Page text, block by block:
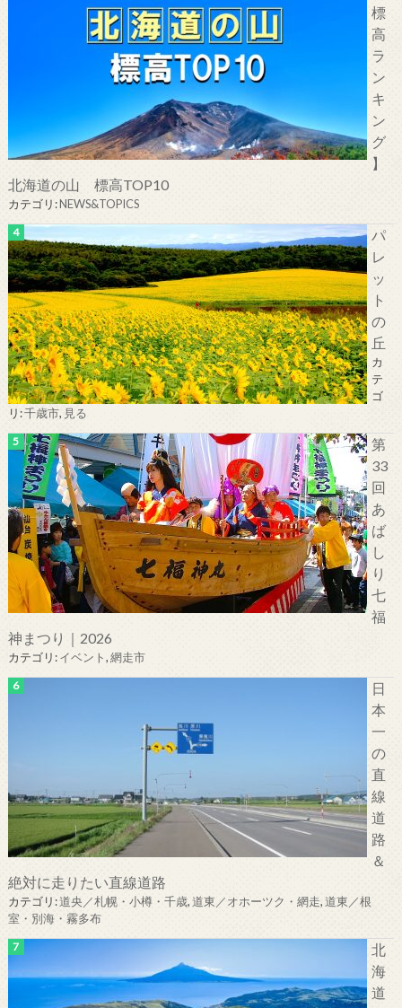
標
高
ラ
ン
キ
ン
グ
】
北海道の山 標高TOP10
カテゴリ:NEWS&TOPICS
パ
レ
ッ
ト
の
丘
カ
テ
ゴ
リ:千歳市, 見る
第
33
回
あ
ば
し
り
七
福
神まつり｜2026
カテゴリ:イベント,網走市
日
本
一
の
直
線
道
路
＆
絶対に走りたい直線道路
カテゴリ:道央／札幌・小樽・千歳,道東／オホーツク・網走,道東／根
室・別海・霧多布
北
海
道